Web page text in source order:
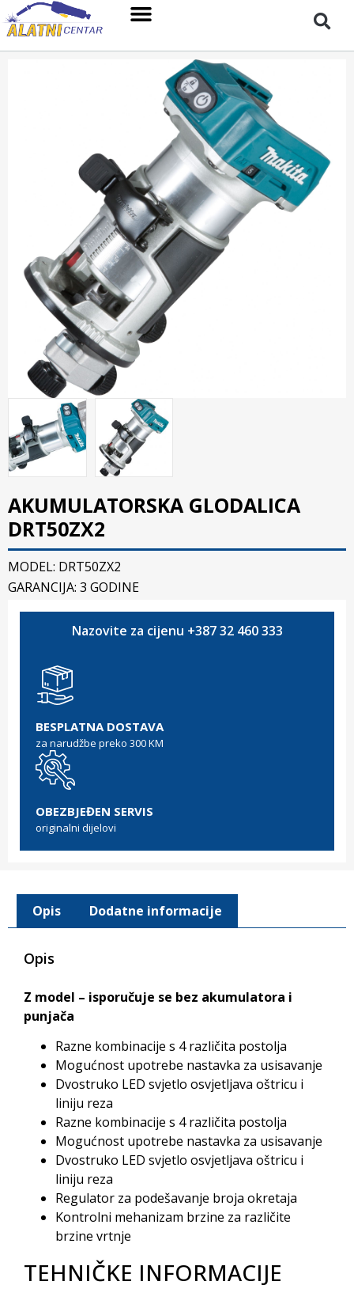
AKUMULATORSKA GLODALICA
DRT50ZX2
MODEL: DRT50ZX2
GARANCIJA: 3 GODINE
Nazovite za cijenu +387 32 460 333
BESPLATNA DOSTAVA
za narudžbe preko 300 KM
OBEZBJEĐEN SERVIS
originalni dijelovi
Opis Dodatne informacije
Opis
Z model – isporučuje se bez akumulatora i
punjača
Razne kombinacije s 4 različita postolja
Mogućnost upotrebe nastavka za usisavanje
Dvostruko LED svjetlo osvjetljava oštricu i
liniju reza
Razne kombinacije s 4 različita postolja
Mogućnost upotrebe nastavka za usisavanje
Dvostruko LED svjetlo osvjetljava oštricu i
liniju reza
Regulator za podešavanje broja okretaja
Kontrolni mehanizam brzine za različite
brzine vrtnje
TEHNIČKE INFORMACIJE